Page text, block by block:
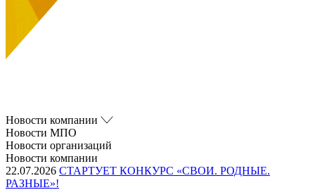
Новости компании
Новости МПО
Новости организаций
Новости компании
22.07.2026 СТАРТУЕТ КОНКУРС «СВОИ. РОДНЫЕ.
РАЗНЫЕ»!